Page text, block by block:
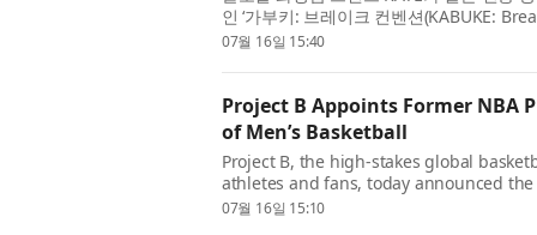
인 ‘가부키: 브레이크 컨벤션(KABUKE:
선을 보였다. 출시의 일환으로 KATE는 캠
07월 16일 15:40
Project B Appoints Former NBA
of Men’s Basketball
Project B, the high-stakes global
athletes and fans, today announced
Basketball. Building on the foundation
07월 16일 15:10